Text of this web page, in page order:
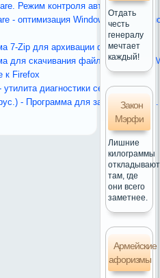
Режим контроля автозагрузки.
- оптимизация Windows и
7-Zip для архивации файлов.
для скачивания файлов Download
к Firefox
утилита диагностики сети.
- Программа для захвата экрана.
Отдать
честь
генералу
мечтает
каждый!
Закон
Мэрфи
Лишние
килограммы
там, где
они всего
заметнее.
Армейские
афоризмы